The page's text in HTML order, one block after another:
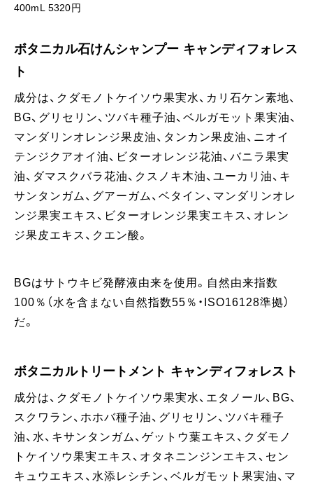
400mL 5320円
ボタニカル石けんシャンプー キャンディフォレス
ト
成分は、クダモノトケイソウ果実水、カリ石ケン素地、
BG、グリセリン、ツバキ種子油、ベルガモット果実油、
マンダリンオレンジ果皮油、タンカン果皮油、ニオイ
テンジクアオイ油、ビターオレンジ花油、バニラ果実
油、ダマスクバラ花油、クスノキ木油、ユーカリ油、キ
サンタンガム、グアーガム、ベタイン、マンダリンオレ
ンジ果実エキス、ビターオレンジ果実エキス、オレン
ジ果皮エキス、クエン酸。
BGはサトウキビ発酵液由来を使用。自然由来指数
100％（水を含まない自然指数55％・ISO16128準拠）
だ。
ボタニカルトリートメント キャンディフォレスト
成分は、クダモノトケイソウ果実水、エタノール、BG、
スクワラン、ホホバ種子油、グリセリン、ツバキ種子
油、水、キサンタンガム、ゲットウ葉エキス、クダモノ
トケイソウ果実エキス、オタネニンジンエキス、セン
キュウエキス、水添レシチン、ベルガモット果実油、マ